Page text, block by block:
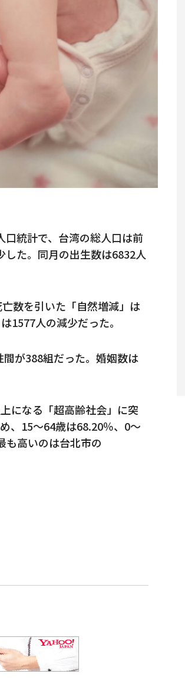
口統計で、台湾の総人口は前
した。同月の出生数は6832人
数を引いた「自然増減」は
1577人の減少だった。
が388組だった。婚姻数は
になる「超高齢社会」に突
、15～64歳は68.20％、0～
も高いのは台北市の